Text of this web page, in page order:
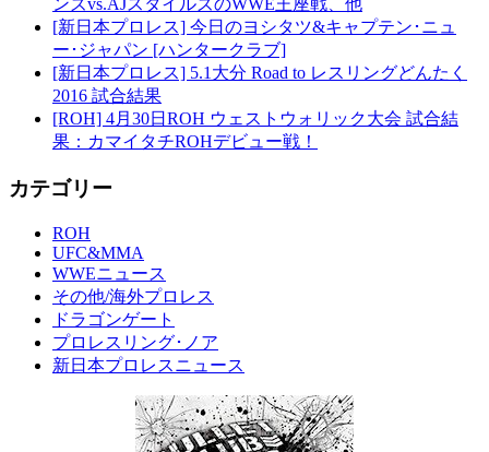
ンズvs.AJスタイルズのWWE王座戦、他
[新日本プロレス] 今日のヨシタツ&キャプテン･ニュ
ー･ジャパン [ハンタークラブ]
[新日本プロレス] 5.1大分 Road to レスリングどんたく
2016 試合結果
[ROH] 4月30日ROH ウェストウォリック大会 試合結
果：カマイタチROHデビュー戦！
カテゴリー
ROH
UFC&MMA
WWEニュース
その他/海外プロレス
ドラゴンゲート
プロレスリング･ノア
新日本プロレスニュース